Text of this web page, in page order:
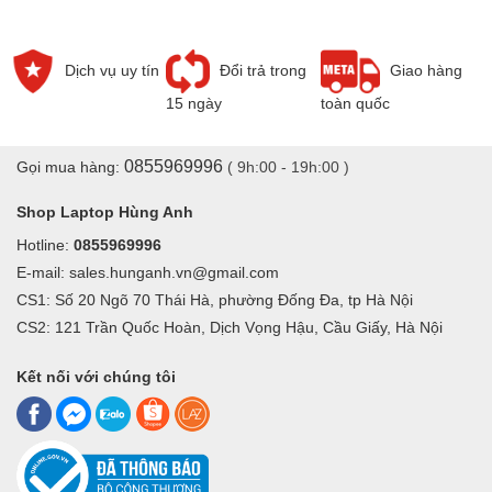
- Dùng được cho các sản phẩm như điện thoại, camera, camera
hành chính, máy nghe nhạ
Dịch vụ uy tín
Đổi trả trong
15 ngày
Giao hàng
toàn quốc
Gọi mua hàng: 0855969996 ( 9h:00 - 19h:00 )
Shop Laptop Hùng Anh
Hotline: 0855969996
E-mail: sales.hunganh.vn@gmail.com
CS1: Số 20 Ngõ 70 Thái Hà, phường Đống Đa, tp Hà Nội
CS2: 121 Trần Quốc Hoàn, Dịch Vọng Hậu, Cầu Giấy, Hà Nội
Kết nối với chúng tôi